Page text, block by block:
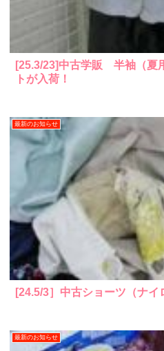
[25.3/23]中古学販 半袖（夏
トが入荷！
最新のお知らせ
[24.5/3］中古ショーツ（ナイ
最新のお知らせ